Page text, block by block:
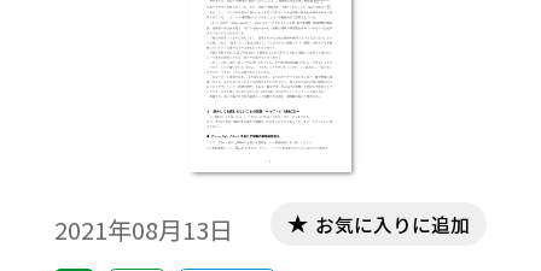
2021年08月13日 お気に入りに追加